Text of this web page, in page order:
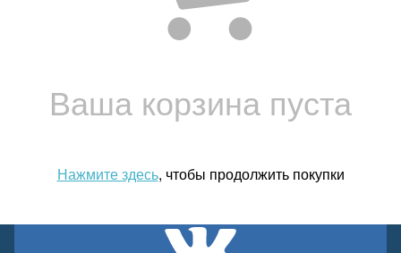
Ваша корзина пуста
Нажмите здесь, чтобы продолжить покупки